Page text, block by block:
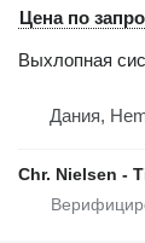
Цена по
Выхлопная
Дания,
Chr. Nielsen -